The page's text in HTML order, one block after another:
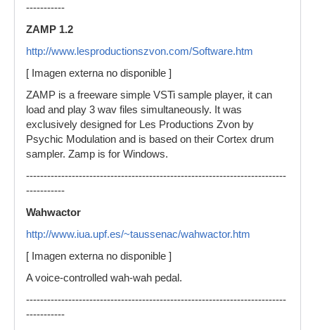
-----------
ZAMP 1.2
http://www.lesproductionszvon.com/Software.htm
[ Imagen externa no disponible ]
ZAMP is a freeware simple VSTi sample player, it can
load and play 3 wav files simultaneously. It was
exclusively designed for Les Productions Zvon by
Psychic Modulation and is based on their Cortex drum
sampler. Zamp is for Windows.
--------------------------------------------------------------------------
-----------
Wahwactor
http://www.iua.upf.es/~taussenac/wahwactor.htm
[ Imagen externa no disponible ]
A voice-controlled wah-wah pedal.
--------------------------------------------------------------------------
-----------